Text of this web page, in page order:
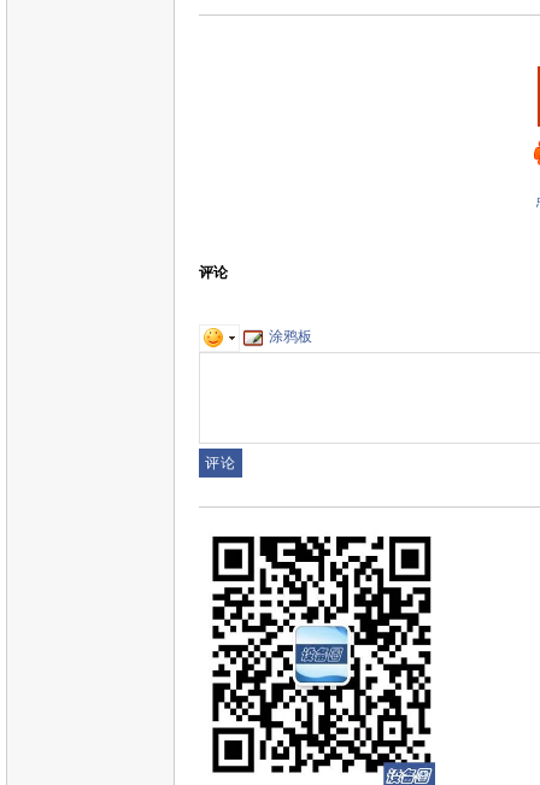
评论
涂鸦板